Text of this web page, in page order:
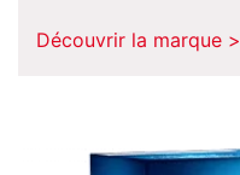
Découvrir la marque >